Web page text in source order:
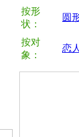
按形
状：
圆
按对
象：
恋人